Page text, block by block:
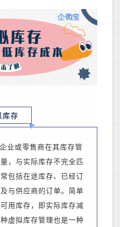
库存
业或零售商在其库存管
，与实际库存不完全匹
包括在途库存、已经订
与供应商的订单。简单
用库存，即实际库存减
虚拟库存管理也是一种